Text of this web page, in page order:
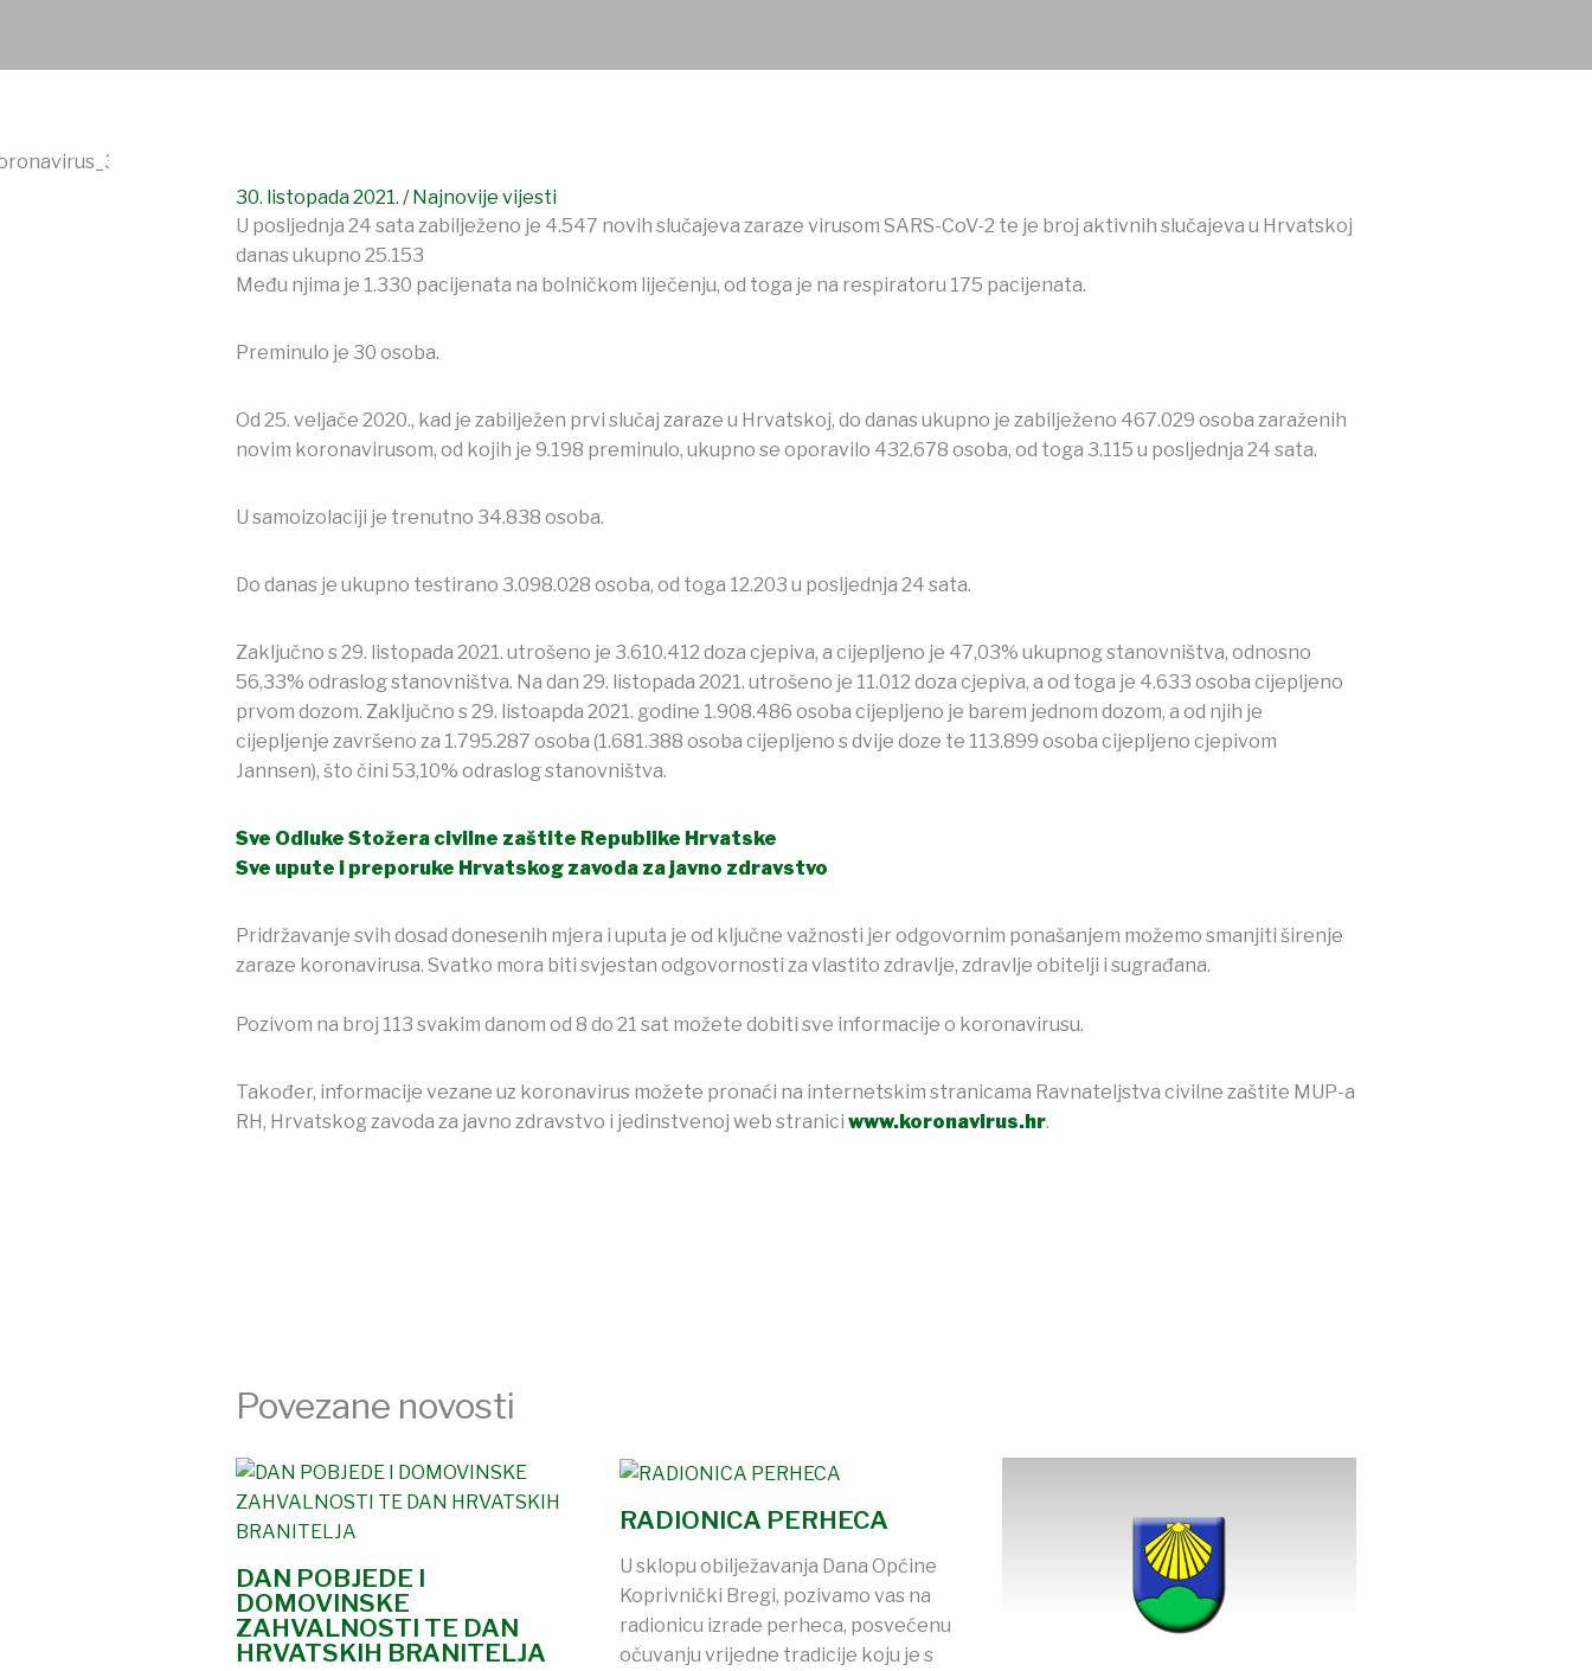
30. listopada 2021. /Najnovije vijesti
U posljednja 24 sata zabilježeno je 4.547 novih slučajeva zaraze virusom SARS-CoV-2 te je broj aktivnih slučajeva u Hrvatskoj
danas ukupno 25.153
Među njima je 1.330 pacijenata na bolničkom liječenju, od toga je na respiratoru 175 pacijenata.
Preminulo je 30 osoba.
Od 25. veljače 2020., kad je zabilježen prvi slučaj zaraze u Hrvatskoj, do danas ukupno je zabilježeno 467.029 osoba zaraženih
novim koronavirusom, od kojih je 9.198 preminulo, ukupno se oporavilo 432.678 osoba, od toga 3.115 u posljednja 24 sata.
U samoizolaciji je trenutno 34.838 osoba.
Do danas je ukupno testirano 3.098.028 osoba, od toga 12.203 u posljednja 24 sata.
Zaključno s 29. listopada 2021. utrošeno je 3.610.412 doza cjepiva, a cijepljeno je 47,03% ukupnog stanovništva, odnosno
56,33% odraslog stanovništva. Na dan 29. listopada 2021. utrošeno je 11.012 doza cjepiva, a od toga je 4.633 osoba cijepljeno
prvom dozom. Zaključno s 29. listoapda 2021. godine 1.908.486 osoba cijepljeno je barem jednom dozom, a od njih je
cijepljenje završeno za 1.795.287 osoba (1.681.388 osoba cijepljeno s dvije doze te 113.899 osoba cijepljeno cjepivom
Jannsen), što čini 53,10% odraslog stanovništva.
Sve Odluke Stožera civilne zaštite Republike Hrvatske
Sve upute i preporuke Hrvatskog zavoda za javno zdravstvo
Pridržavanje svih dosad donesenih mjera i uputa je od ključne važnosti jer odgovornim ponašanjem možemo smanjiti širenje
zaraze koronavirusa. Svatko mora biti svjestan odgovornosti za vlastito zdravlje, zdravlje obitelji i sugrađana.
Pozivom na broj 113 svakim danom od 8 do 21 sat možete dobiti sve informacije o koronavirusu.
Također, informacije vezane uz koronavirus možete pronaći na internetskim stranicama Ravnateljstva civilne zaštite MUP-a
RH, Hrvatskog zavoda za javno zdravstvo i jedinstvenoj web stranici www.koronavirus.hr.
Povezane novosti
DAN POBJEDE I
DOMOVINSKE
ZAHVALNOSTI TE DAN
HRVATSKIH BRANITELJA
RADIONICA PERHECA
U sklopu obilježavanja Dana Općine
Koprivnički Bregi, pozivamo vas na
radionicu izrade perheca, posvećenu
očuvanju vrijedne tradicije koju je s